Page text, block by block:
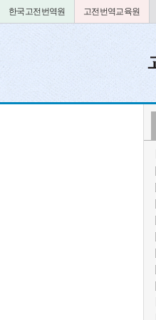
한국고전번역원 고전번역교육원